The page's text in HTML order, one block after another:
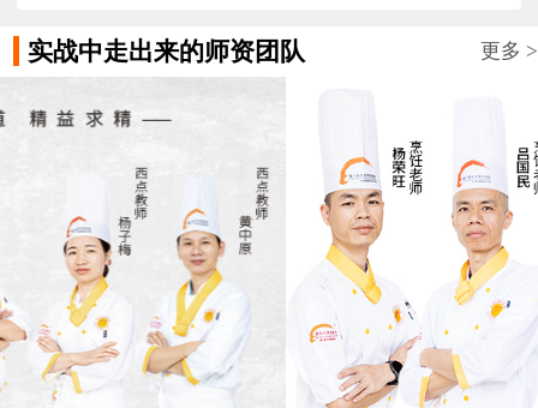
实战中走出来的师资团队 更多 >